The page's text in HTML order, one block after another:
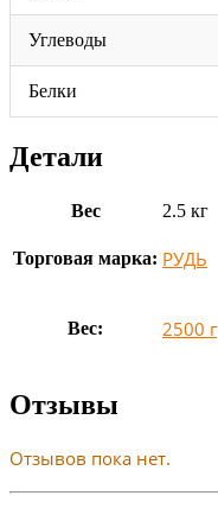
Углеводы
Белки
Детали
Вес 2.5 кг
Торговая марка: РУДЬ
Вес: 2500 г
Отзывы
Отзывов пока нет.